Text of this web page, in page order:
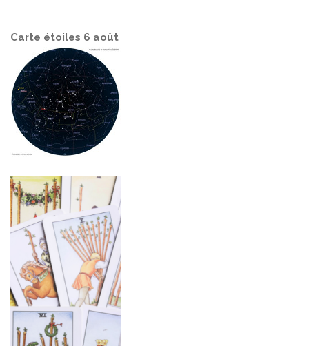
Carte étoiles 6 août